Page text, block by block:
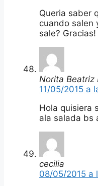
Queria saber
cuando salen
sale? Gracias!
Norita Beatriz
11/05/2015 a
Hola quisiera
ala salada bs
cecilia
08/05/2015 a